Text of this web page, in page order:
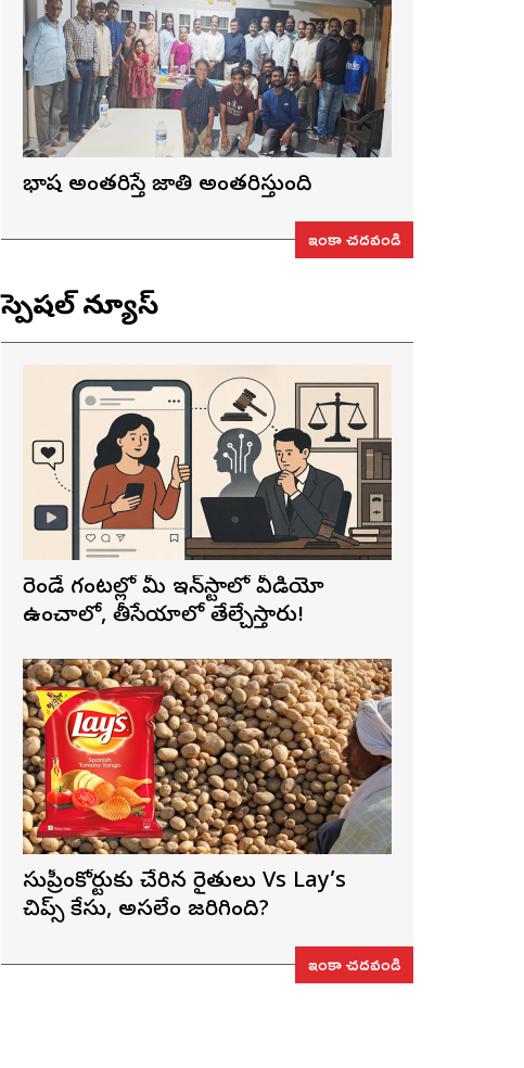
భాష అంతరిస్తే జాతి అంతరిస్తుంది
ఇంకా చదవండి
స్పెషల్ న్యూస్
రెండే గంటల్లో మీ ఇన్‌స్టాలో వీడియో
ఉంచాలో, తీసేయాలో తేల్చేస్తారు!
సుప్రీంకోర్టుకు చేరిన రైతులు Vs Lay’s
చిప్స్‌ కేసు, అసలేం జరిగింది?
ఇంకా చదవండి